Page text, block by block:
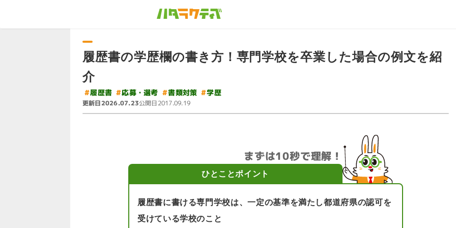
履歴書の学歴欄の書き方！専門学校を卒業した場合の例文を紹
介
#履歴書 #応募・選考 #書類対策 #学歴
更新日2026.07.23公開日2017.09.19
まずは10秒で理解！
ひとことポイント
履歴書に書ける専門学校は、一定の基準を満たし都道府県の認可を
受けている学校のこと